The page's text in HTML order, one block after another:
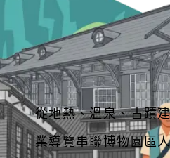
從地熱、溫泉、古蹟
業導覽串聯博物園區